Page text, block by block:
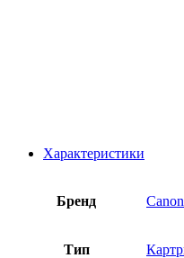
Характеристики
Бренд Canon
Тип